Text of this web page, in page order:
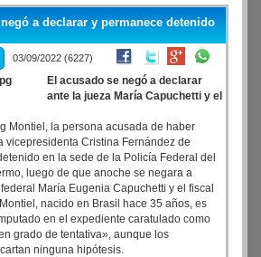
a declarar y permanece detenido
03/09/2022 (6227)
El acusado se negó a declarar
ante la jueza María Capuchetti y el
Montiel, la persona acusada de haber
vicepresidenta Cristina Fernández de
en la sede de la Policía Federal del
luego de que anoche se negara a
María Eugenia Capuchetti y el fiscal
nacido en Brasil hace 35 años, es
en el expediente caratulado como
grado de tentativa», aunque los
ninguna hipótesis.